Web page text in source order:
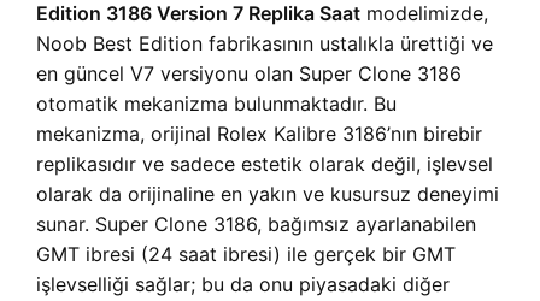
Edition 3186 Version 7 Replika Saat modelimizde,
Noob Best Edition fabrikasının ustalıkla ürettiği ve
en güncel V7 versiyonu olan Super Clone 3186
otomatik mekanizma bulunmaktadır. Bu
mekanizma, orijinal Rolex Kalibre 3186’nın birebir
replikasıdır ve sadece estetik olarak değil, işlevsel
olarak da orijinaline en yakın ve kusursuz deneyimi
sunar. Super Clone 3186, bağımsız ayarlanabilen
GMT ibresi (24 saat ibresi) ile gerçek bir GMT
işlevselliği sağlar; bu da onu piyasadaki diğer